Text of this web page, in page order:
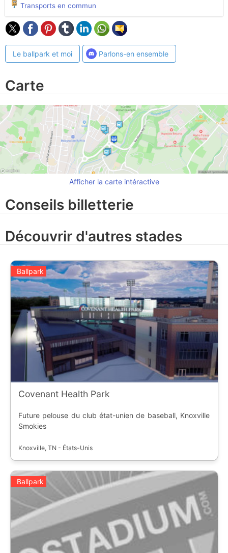
Transports en commun
Le ballpark et moi Parlons-en ensemble
Carte
Afficher la carte intéractive
Conseils billetterie
Découvrir d'autres stades
Ballpark
Covenant Health Park
Future pelouse du club état-unien de baseball, Knoxville
Smokies
Knoxville, TN - États-Unis
Ballpark